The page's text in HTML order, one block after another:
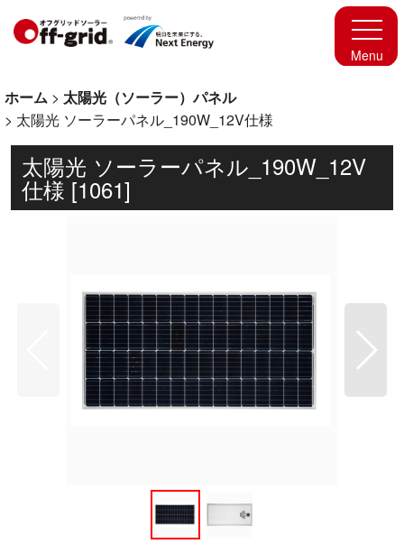
ホーム > 太陽光（ソーラー）パネル
> 太陽光 ソーラーパネル_190W_12V仕様
太陽光 ソーラーパネル_190W_12V
仕様 [1061]